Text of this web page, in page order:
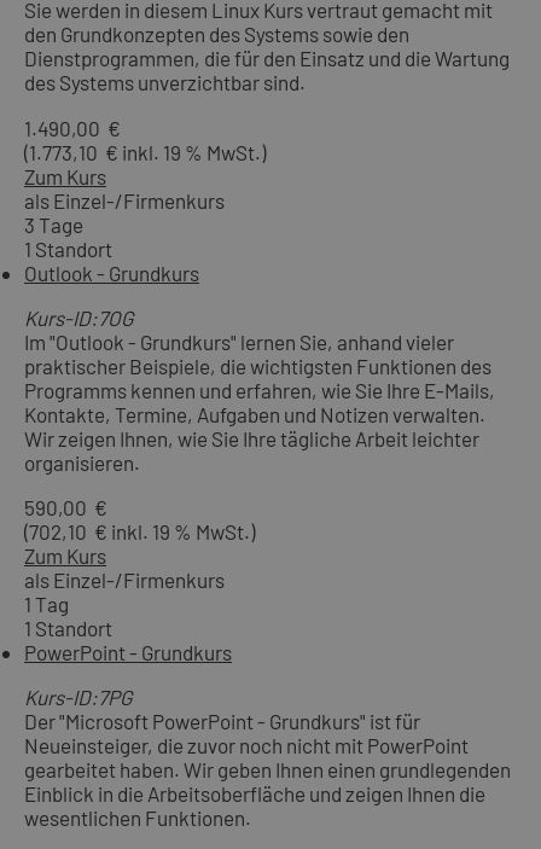
Sie werden in diesem Linux Kurs vertraut gemacht mit
den Grundkonzepten des Systems sowie den
Dienstprogrammen, die für den Einsatz und die Wartung
des Systems unverzichtbar sind.
1.490,00 €
(1.773,10 € inkl. 19 % MwSt.)
Zum Kurs
als Einzel-/Firmenkurs
3 Tage
1 Standort
Outlook - Grundkurs
Kurs-ID:7OG
Im "Outlook - Grundkurs" lernen Sie, anhand vieler
praktischer Beispiele, die wichtigsten Funktionen des
Programms kennen und erfahren, wie Sie Ihre E-Mails,
Kontakte, Termine, Aufgaben und Notizen verwalten.
Wir zeigen Ihnen, wie Sie Ihre tägliche Arbeit leichter
organisieren.
590,00 €
(702,10 € inkl. 19 % MwSt.)
Zum Kurs
als Einzel-/Firmenkurs
1 Tag
1 Standort
PowerPoint - Grundkurs
Kurs-ID:7PG
Der "Microsoft PowerPoint - Grundkurs" ist für
Neueinsteiger, die zuvor noch nicht mit PowerPoint
gearbeitet haben. Wir geben Ihnen einen grundlegenden
Einblick in die Arbeitsoberfläche und zeigen Ihnen die
wesentlichen Funktionen.